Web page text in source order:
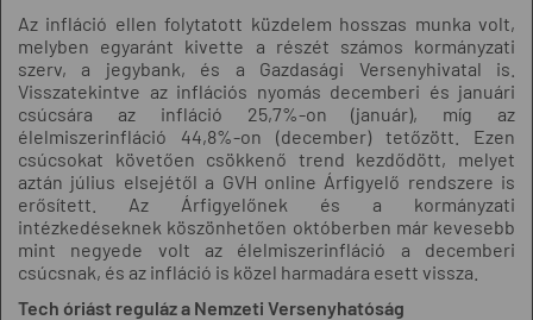
Az infláció ellen folytatott küzdelem hosszas munka volt,
melyben egyaránt kivette a részét számos kormányzati
szerv, a jegybank, és a Gazdasági Versenyhivatal is.
Visszatekintve az inflációs nyomás decemberi és januári
csúcsára az infláció 25,7%-on (január), míg az
élelmiszerinfláció 44,8%-on (december) tetőzött. Ezen
csúcsokat követően csökkenő trend kezdődött, melyet
aztán július elsejétől a GVH online Árfigyelő rendszere is
erősített. Az Árfigyelőnek és a kormányzati
intézkedéseknek köszönhetően októberben már kevesebb
mint negyede volt az élelmiszerinfláció a decemberi
csúcsnak, és az infláció is közel harmadára esett vissza.
Tech óriást reguláz a Nemzeti Versenyhatóság